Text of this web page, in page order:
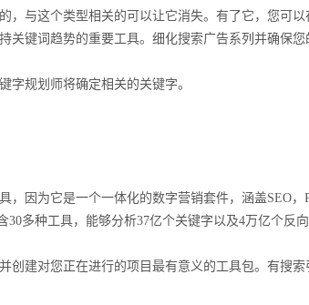
，与这个类型相关的可以让它消失。有了它，您可
关键词趋势的重要工具。细化搜索广告系列并确保您
字规划师将确定相关的关键字。
，因为它是一个一体化的数字营销套件，涵盖SEO
30多种工具，能够分析37亿个关键字以及4万亿个反向
创建对您正在进行的项目最有意义的工具包。有搜